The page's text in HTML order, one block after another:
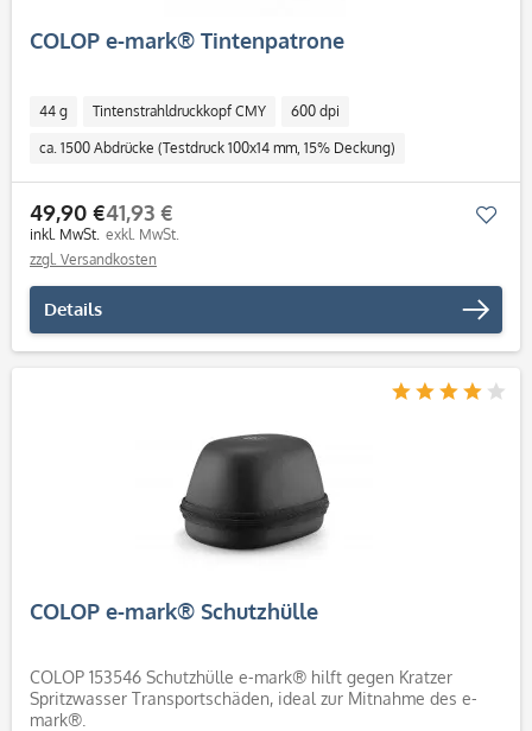
COLOP e-mark® Tintenpatrone
44 g Tintenstrahldruckkopf CMY 600 dpi
ca. 1500 Abdrücke (Testdruck 100x14 mm, 15% Deckung)
49,90 €
inkl. MwSt.
41,93 €
exkl. MwSt.
zzgl. Versandkosten
Details
COLOP e-mark® Schutzhülle
COLOP 153546 Schutzhülle e-mark® hilft gegen Kratzer
Spritzwasser Transportschäden, ideal zur Mitnahme des e-
mark®.